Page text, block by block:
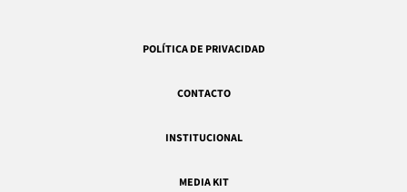
POLÍTICA DE PRIVACIDAD
CONTACTO
INSTITUCIONAL
MEDIA KIT